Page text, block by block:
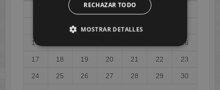
5 6 7
10 16
17 18 19 20 21 22 23
24 25 26 27 28 29 30
RECHAZAR TODO
MOSTRAR DETALLES